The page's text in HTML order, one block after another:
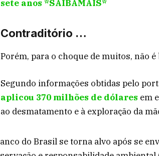
sete anos *SAIBAMAIS*
Contraditório …
Porém, para o choque de muitos, não
Segundo informações obtidas pelo
aplicou 370 milhões de dólares em
ao desmatamento e à exploração da